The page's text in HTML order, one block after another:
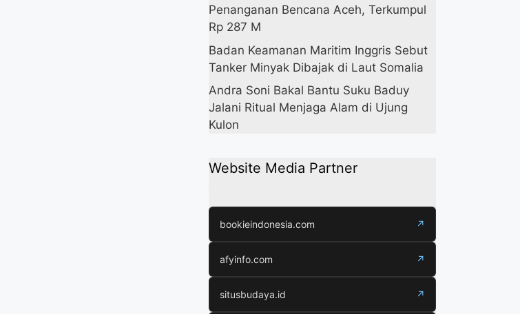
Penanganan Bencana Aceh, Terkumpul
Rp 287 M
Badan Keamanan Maritim Inggris Sebut
Tanker Minyak Dibajak di Laut Somalia
Andra Soni Bakal Bantu Suku Baduy
Jalani Ritual Menjaga Alam di Ujung
Kulon
Website Media Partner
bookieindonesia.com ↗
afyinfo.com ↗
situsbudaya.id ↗